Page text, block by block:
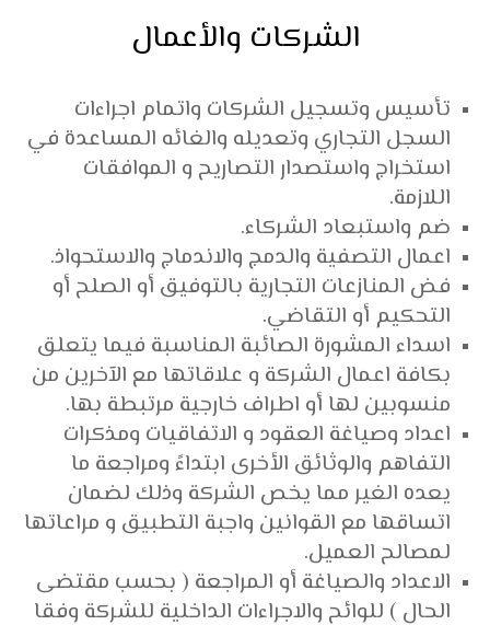
الشركات والأعمال
تأسيس وتسجيل الشركات واتمام اجراءات
السجل التجاري وتعديله والغائه المساعدة في
استخراج واستصدار التصاريح و الموافقات
اللازمة.
ضم واستبعاد الشركاء.
اعمال التصفية والدمج والاندماج والاستحواذ.
فض المنازعات التجارية بالتوفيق أو الصلح أو
التحكيم أو التقاضي.
اسداء المشورة الصائبة المناسبة فيما يتعلق
بكافة اعمال الشركة و علاقاتها مع الآخرين من
منسوبين لها أو اطراف خارجية مرتبطة بها.
اعداد وصياغة العقود و الاتفاقيات ومذكرات
التفاهم والوثائق الأخرى ابتداءً ومراجعة ما
يعده الغير مما يخص الشركة وذلك لضمان
اتساقها مع القوانين واجبة التطبيق و مراعاتها
لمصالح العميل.
الاعداد والصياغة أو المراجعة ( بحسب مقتضى
الحال ) للوائح والاجراءات الداخلية للشركة وفقا